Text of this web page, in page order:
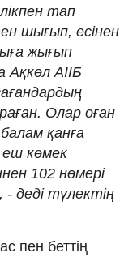
тап
шығып, есінен
жығып
АІІБ
Олар оған
қанға
еш көмек
102 нөмері
деді түлектің
пен беттің